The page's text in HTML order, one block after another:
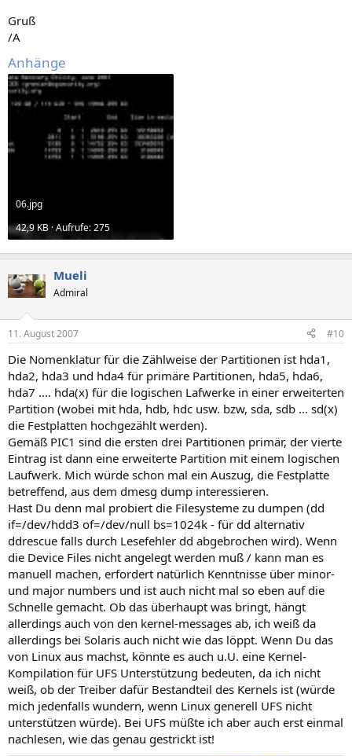
Gruß
/A
Anhänge
06.jpg
42,9 KB · Aufrufe: 275
Mueli
Admiral
11. August 2007 #10
Die Nomenklatur für die Zählweise der Partitionen ist hda1,
hda2, hda3 und hda4 für primäre Partitionen, hda5, hda6,
hda7 .... hda(x) für die logischen Lafwerke in einer erweiterten
Partition (wobei mit hda, hdb, hdc usw. bzw, sda, sdb ... sd(x)
die Festplatten hochgezählt werden).
Gemäß PIC1 sind die ersten drei Partitionen primär, der vierte
Eintrag ist dann eine erweiterte Partition mit einem logischen
Laufwerk. Mich würde schon mal ein Auszug, die Festplatte
betreffend, aus dem dmesg dump interessieren.
Hast Du denn mal probiert die Filesysteme zu dumpen (dd
if=/dev/hdd3 of=/dev/null bs=1024k - für dd alternativ
ddrescue falls durch Lesefehler dd abgebrochen wird). Wenn
die Device Files nicht angelegt werden muß / kann man es
manuell machen, erfordert natürlich Kenntnisse über minor-
und major numbers und ist auch nicht mal so eben auf die
Schnelle gemacht. Ob das überhaupt was bringt, hängt
allerdings auch von den kernel-messages ab, ich weiß da
allerdings bei Solaris auch nicht wie das löppt. Wenn Du das
von Linux aus machst, könnte es auch u.U. eine Kernel-
Kompilation für UFS Unterstützung bedeuten, da ich nicht
weiß, ob der Treiber dafür Bestandteil des Kernels ist (würde
mich jedenfalls wundern, wenn Linux generell UFS nicht
unterstützen würde). Bei UFS müßte ich aber auch erst einmal
nachlesen, wie das genau gestrickt ist!